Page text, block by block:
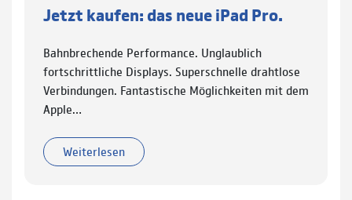
Jetzt kaufen: das neue iPad Pro.
Bahnbrechende Performance. Unglaublich
fortschrittliche Displays. Superschnelle drahtlose
Verbindungen. Fantastische Möglichkeiten mit dem
Apple…
Weiterlesen